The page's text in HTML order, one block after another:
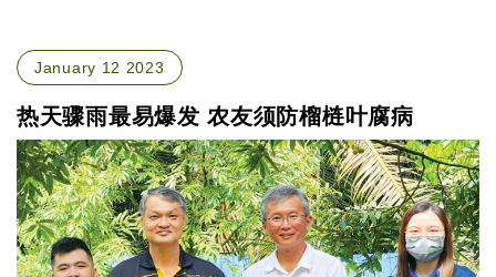
January 12 2023
热天骤雨最易爆发 农友须防榴梿叶腐病